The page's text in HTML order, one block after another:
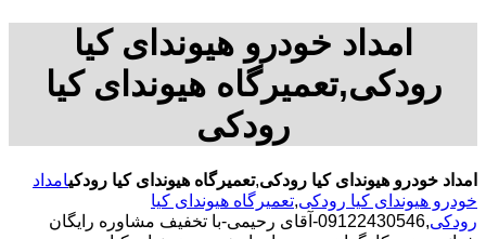
امداد خودرو هیوندای کیا
رودکی,تعمیرگاه هیوندای کیا
رودکی
امداد خودرو هیوندای کیا رودکی,تعمیرگاه هیوندای کیا رودکیامداد
خودرو هیوندای کیا رودکی,تعمیرگاه هیوندای کیا
رودکی
,09122430546-آقای رحیمی-با تخفیف مشاوره رایگان